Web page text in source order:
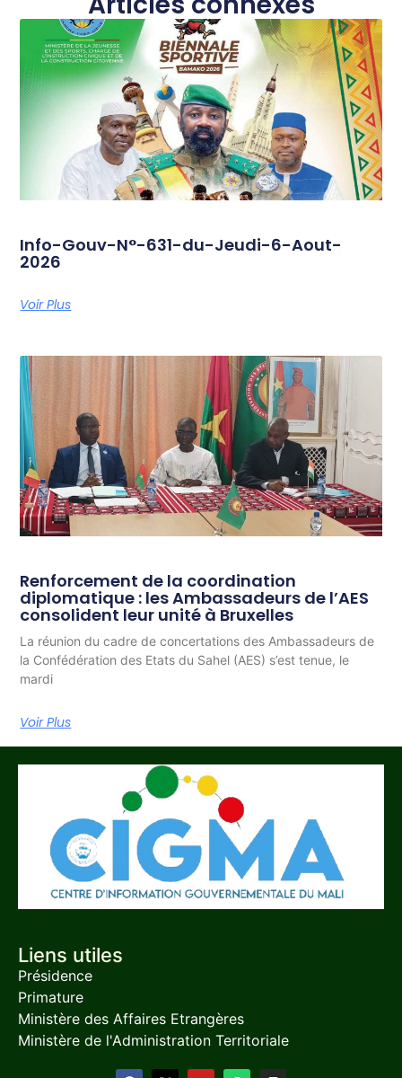
Info-Gouv-N°-631-du-Jeudi-6-Aout-
2026
Voir Plus
Renforcement de la coordination
diplomatique : les Ambassadeurs de l’AES
consolident leur unité à Bruxelles
La réunion du cadre de concertations des Ambassadeurs de
la Confédération des Etats du Sahel (AES) s’est tenue, le
mardi
Voir Plus
Liens utiles
Présidence
Primature
Ministère des Affaires Etrangères
Ministère de l'Administration Territoriale